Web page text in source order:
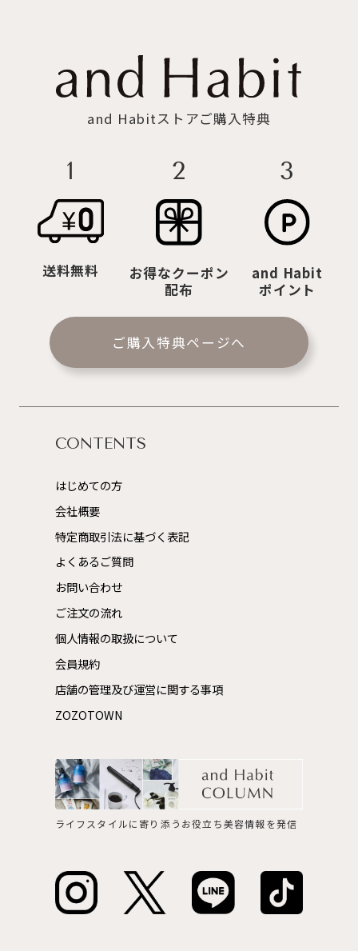
and Habitストアご購入特典
1
送料無料
2
お得なクーポン
配布
3
and Habit
ポイント
ご購入特典ページへ
CONTENTS
はじめての方
会社概要
特定商取引法に基づく表記
よくあるご質問
お問い合わせ
ご注文の流れ
個人情報の取扱について
会員規約
店舗の管理及び運営に関する事項
ZOZOTOWN
ライフスタイルに寄り添うお役立ち美容情報を発信